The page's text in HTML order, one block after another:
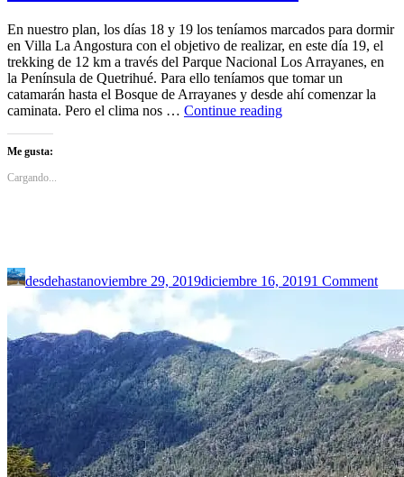
En nuestro plan, los días 18 y 19 los teníamos marcados para dormir
en Villa La Angostura con el objetivo de realizar, en este día 19, el
trekking de 12 km a través del Parque Nacional Los Arrayanes, en
la Península de Quetrihué. Para ello teníamos que tomar un
catamarán hasta el Bosque de Arrayanes y desde ahí comenzar la
caminata. Pero el clima nos … Continue readingRuta
Me gusta:
Cargando...
desdehastanoviembre 29, 2019diciembre 16, 20191 Comment